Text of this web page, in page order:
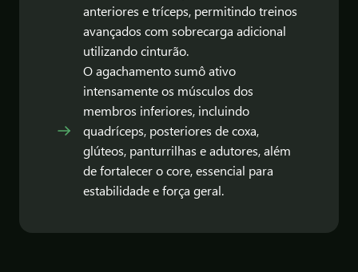
anteriores e tríceps, permitindo treinos
avançados com sobrecarga adicional
utilizando cinturão.
O agachamento sumô ativo
intensamente os músculos dos
membros inferiores, incluindo
quadríceps, posteriores de coxa,
glúteos, panturrilhas e adutores, além
de fortalecer o core, essencial para
estabilidade e força geral.